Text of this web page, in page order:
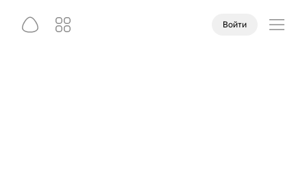
Войти